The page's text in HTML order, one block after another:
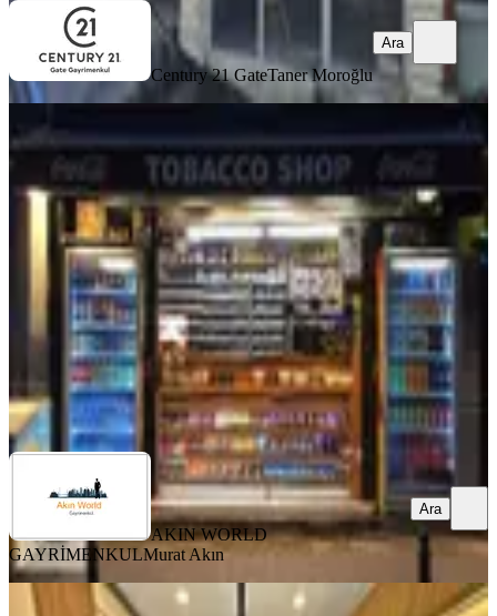
Century 21 GateTaner Moroğlu
Ara
Devren Kiralık Tabacco Shop Ve
Büfe-10 Yıllık Oturmuş İşletme
Gölbaşı, Seğmenler Mahallesi
2 Oda·49 m²·Düz Giriş (Zemin) ·28.06.2026
875.000 ₺
AKIN WORLD GAYRİMENKULMurat Akın
Ara
AKIN WORLD
GAYRİMENKULMurat Akın
Ara
9